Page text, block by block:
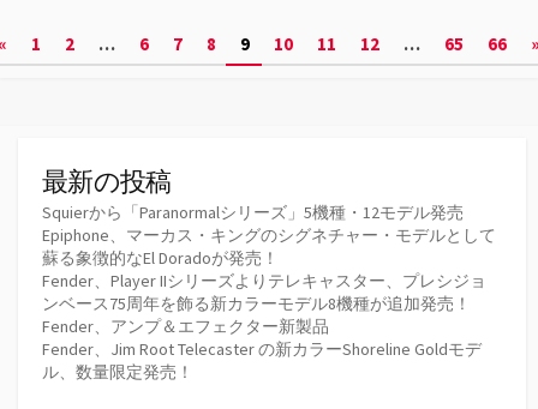
リ
ー
投
ペ
ー
ジ
送
り
1 2 … 6 7 8 9 10 11 12 … 65 66
最新の投稿
Squierから「Paranormalシリーズ」5機種・12モデル発売
Epiphone、マーカス・キングのシグネチャー・モデルとして
蘇る象徴的なEl Doradoが発売！
Fender、Player IIシリーズよりテレキャスター、プレシジョ
ンベース75周年を飾る新カラーモデル8機種が追加発売！
Fender、アンプ＆エフェクター新製品
Fender、Jim Root Telecaster の新カラーShoreline Goldモデ
ル、数量限定発売！